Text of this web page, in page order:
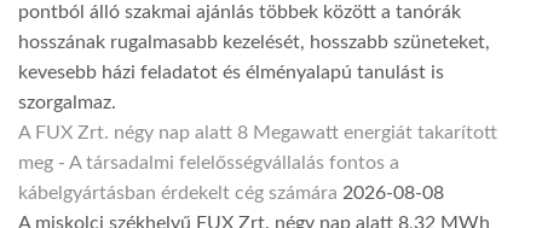
pontból álló szakmai ajánlás többek között a tanórák
hosszának rugalmasabb kezelését, hosszabb szüneteket,
kevesebb házi feladatot és élményalapú tanulást is
szorgalmaz.
A FUX Zrt. négy nap alatt 8 Megawatt energiát takarított
meg - A társadalmi felelősségvállalás fontos a
kábelgyártásban érdekelt cég számára 2026-08-08
A miskolci székhelyű FUX Zrt. négy nap alatt 8,32 MWh